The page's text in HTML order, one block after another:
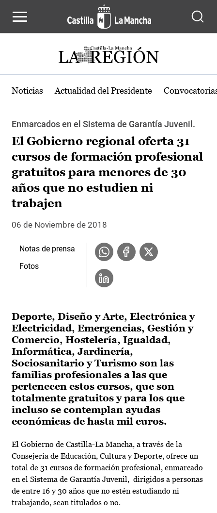
Noticias Actualidad del Presidente
Enmarcados en el Sistema de Garantía Juvenil.
El Gobierno regional oferta 31
cursos de formación profesional
gratuitos para menores de 30
años que no estudien ni
trabajen
06 de Noviembre de 2018
Deporte, Diseño y Arte, Electrónica y
Electricidad, Emergencias, Gestión y
Comercio, Hostelería, Igualdad,
Informática, Jardinería,
Sociosanitario y Turismo son las
familias profesionales a las que
pertenecen estos cursos, que son
totalmente gratuitos y para los que
incluso se contemplan ayudas
económicas de hasta mil euros.
El Gobierno de Castilla-La Mancha, a través de la
Consejería de Educación, Cultura y Deporte, ofrece un
total de 31 cursos de formación profesional, enmarcado
en el Sistema de Garantía Juvenil, dirigidos a personas
de entre 16 y 30 años que no estén estudiando ni
trabajando, sean titulados o no.
Notas de prensa
Fotos